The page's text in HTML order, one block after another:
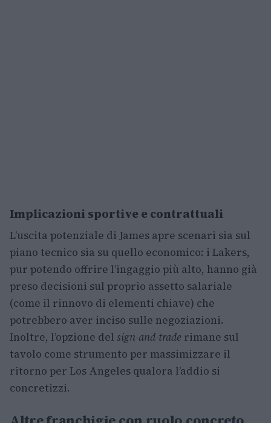
Implicazioni sportive e contrattuali
L’uscita potenziale di James apre scenari sia sul
piano tecnico sia su quello economico: i Lakers,
pur potendo offrire l’ingaggio più alto, hanno già
preso decisioni sul proprio assetto salariale
(come il rinnovo di elementi chiave) che
potrebbero aver inciso sulle negoziazioni.
Inoltre, l’opzione del sign-and-trade rimane sul
tavolo come strumento per massimizzare il
ritorno per Los Angeles qualora l’addio si
concretizzi.